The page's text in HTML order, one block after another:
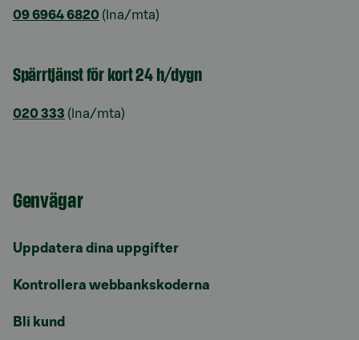
09 6964 6820 (lna/mta)
Spärrtjänst för kort 24 h/dygn
020 333 (lna/mta)
Genvägar
Uppdatera dina uppgifter
Kontrollera webbankskoderna
Bli kund